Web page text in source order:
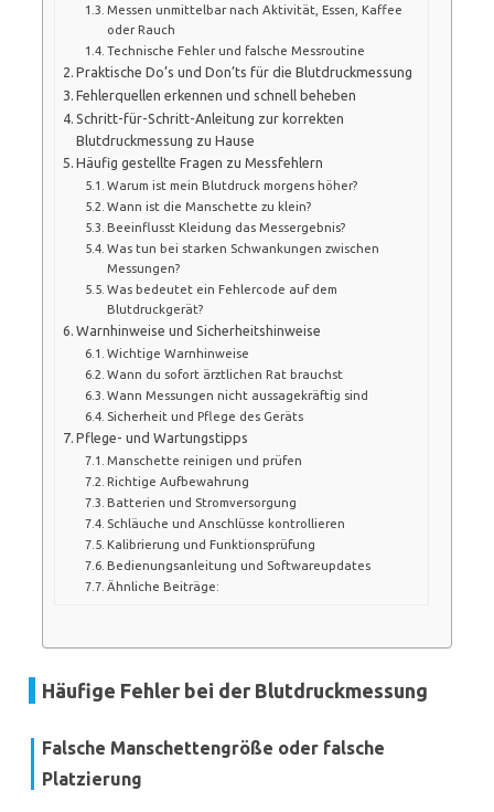
Messen unmittelbar nach Aktivität, Essen, Kaffee
oder Rauch
Technische Fehler und falsche Messroutine
Praktische Do’s und Don’ts für die Blutdruckmessung
Fehlerquellen erkennen und schnell beheben
Schritt-für-Schritt-Anleitung zur korrekten
Blutdruckmessung zu Hause
Häufig gestellte Fragen zu Messfehlern
Warum ist mein Blutdruck morgens höher?
Wann ist die Manschette zu klein?
Beeinflusst Kleidung das Messergebnis?
Was tun bei starken Schwankungen zwischen
Messungen?
Was bedeutet ein Fehlercode auf dem
Blutdruckgerät?
Warnhinweise und Sicherheitshinweise
Wichtige Warnhinweise
Wann du sofort ärztlichen Rat brauchst
Wann Messungen nicht aussagekräftig sind
Sicherheit und Pflege des Geräts
Pflege- und Wartungstipps
Manschette reinigen und prüfen
Richtige Aufbewahrung
Batterien und Stromversorgung
Schläuche und Anschlüsse kontrollieren
Kalibrierung und Funktionsprüfung
Bedienungsanleitung und Softwareupdates
Ähnliche Beiträge:
Häufige Fehler bei der Blutdruckmessung
Falsche Manschettengröße oder falsche
Platzierung